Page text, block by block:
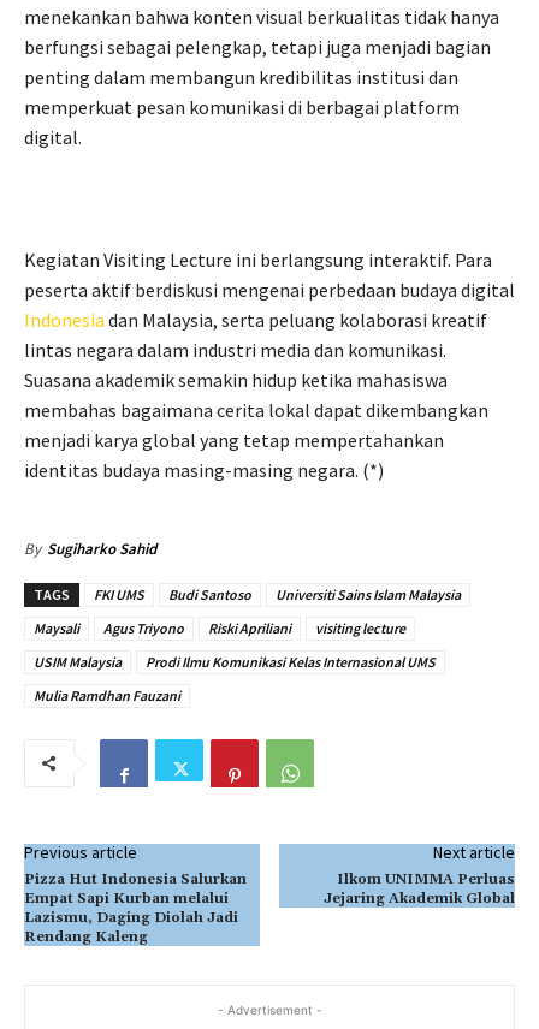
menekankan bahwa konten visual berkualitas tidak hanya
berfungsi sebagai pelengkap, tetapi juga menjadi bagian
penting dalam membangun kredibilitas institusi dan
memperkuat pesan komunikasi di berbagai platform
digital.
Kegiatan Visiting Lecture ini berlangsung interaktif. Para
peserta aktif berdiskusi mengenai perbedaan budaya digital
Indonesia dan Malaysia, serta peluang kolaborasi kreatif
lintas negara dalam industri media dan komunikasi.
Suasana akademik semakin hidup ketika mahasiswa
membahas bagaimana cerita lokal dapat dikembangkan
menjadi karya global yang tetap mempertahankan
identitas budaya masing-masing negara. (*)
By Sugiharko Sahid
TAGS FKI UMS Budi Santoso
Universiti Sains Islam Malaysia
Maysali
Agus Triyono Riski Apriliani
visiting lecture
USIM Malaysia
Prodi Ilmu Komunikasi Kelas Internasional UMS
Mulia Ramdhan Fauzani
Previous article
Pizza Hut Indonesia Salurkan
Empat Sapi Kurban melalui
Lazismu, Daging Diolah Jadi
Rendang Kaleng
Next article
Ilkom UNIMMA Perluas
Jejaring Akademik Global
- Advertisement -